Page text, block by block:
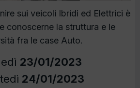
sui veicoli Ibridi ed Elettrici è
conoscerne la struttura e le
fra le case Auto.
23/01/2023
24/01/2023